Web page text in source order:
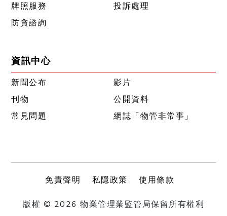
牌照服務
投訴處理
防貪諮詢
資訊中心
新聞公布
影片
刊物
公開資料
常見問題
網誌「物管非常事」
免責聲明 私隱政策 使用條款
版權 © 2026 物業管理業監管局保留所有權利